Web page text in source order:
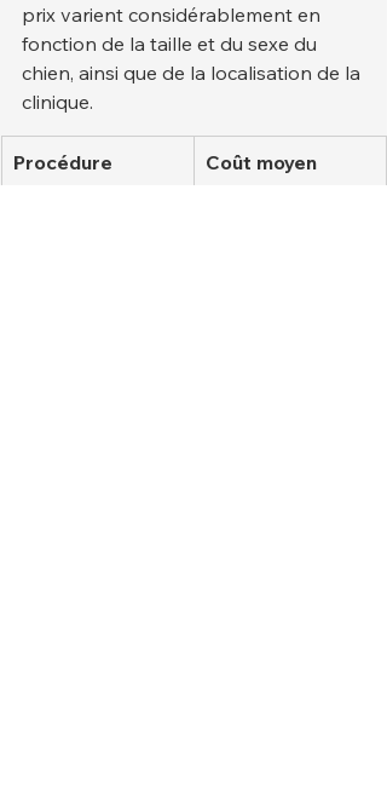
prix varient considérablement en
fonction de la taille et du sexe du
chien, ainsi que de la localisation de la
clinique.
Procédure
Coût moyen